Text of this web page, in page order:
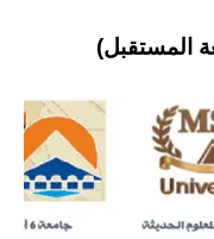
المستقبل)